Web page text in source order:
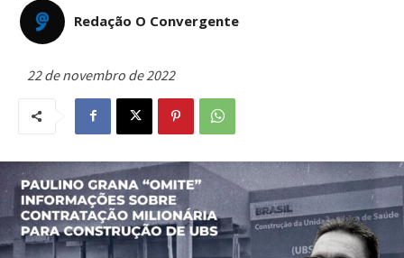
Redação O Convergente
22 de novembro de 2022